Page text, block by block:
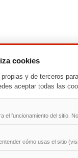
cookies
y de terceros
aceptar todas las
el funcionamiento del sitio.
cómo usas el sitio